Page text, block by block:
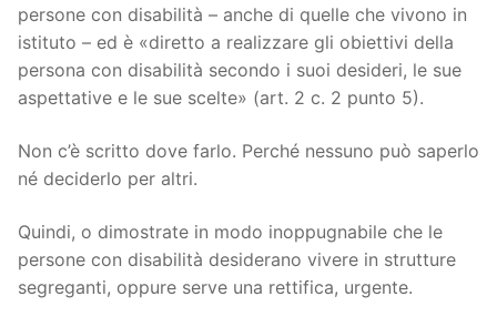
persone con disabilità – anche di quelle che vivono in
istituto – ed è «diretto a realizzare gli obiettivi della
persona con disabilità secondo i suoi desideri, le sue
aspettative e le sue scelte» (art. 2 c. 2 punto 5).
Non c’è scritto dove farlo. Perché nessuno può saperlo
né deciderlo per altri.
Quindi, o dimostrate in modo inoppugnabile che le
persone con disabilità desiderano vivere in strutture
segreganti, oppure serve una rettifica, urgente.